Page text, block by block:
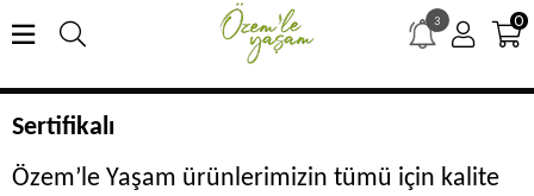
×
3 0
Sertifikalı
Özem’le Yaşam ürünlerimizin tümü için kalite